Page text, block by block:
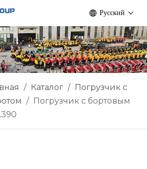
Pусский
/ Каталог /
Погрузчик с
/
Погрузчик с бортовым